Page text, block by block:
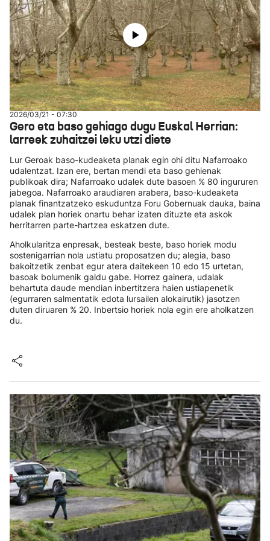
2026/03/21 - 07:30
Gero eta baso gehiago dugu Euskal Herrian:
larreek zuhaitzei leku utzi diete
Lur Geroak baso-kudeaketa planak egin ohi ditu Nafarroako
udalentzat. Izan ere, bertan mendi eta baso gehienak
publikoak dira; Nafarroako udalek dute basoen % 80 ingururen
jabegoa. Nafarroako araudiaren arabera, baso-kudeaketa
planak finantzatzeko eskuduntza Foru Gobernuak dauka, baina
udalek plan horiek onartu behar izaten dituzte eta askok
herritarren parte-hartzea eskatzen dute.
Aholkularitza enpresak, besteak beste, baso horiek modu
sostenigarrian nola ustiatu proposatzen du; alegia, baso
bakoitzetik zenbat egur atera daitekeen 10 edo 15 urtetan,
basoak bolumenik galdu gabe. Horrez gainera, udalak
behartuta daude mendian inbertitzera haien ustiapenetik
(egurraren salmentatik edota lursailen alokairutik) jasotzen
duten diruaren % 20. Inbertsio horiek nola egin ere aholkatzen
du.